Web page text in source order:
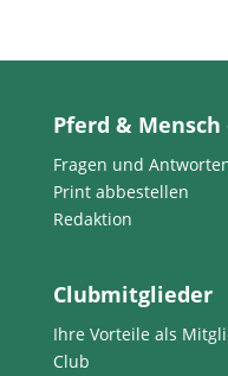
Pferd &
Fragen und
Print abbestellen
Redaktion
Clubmitglieder
Ihre Vorteile als
Club